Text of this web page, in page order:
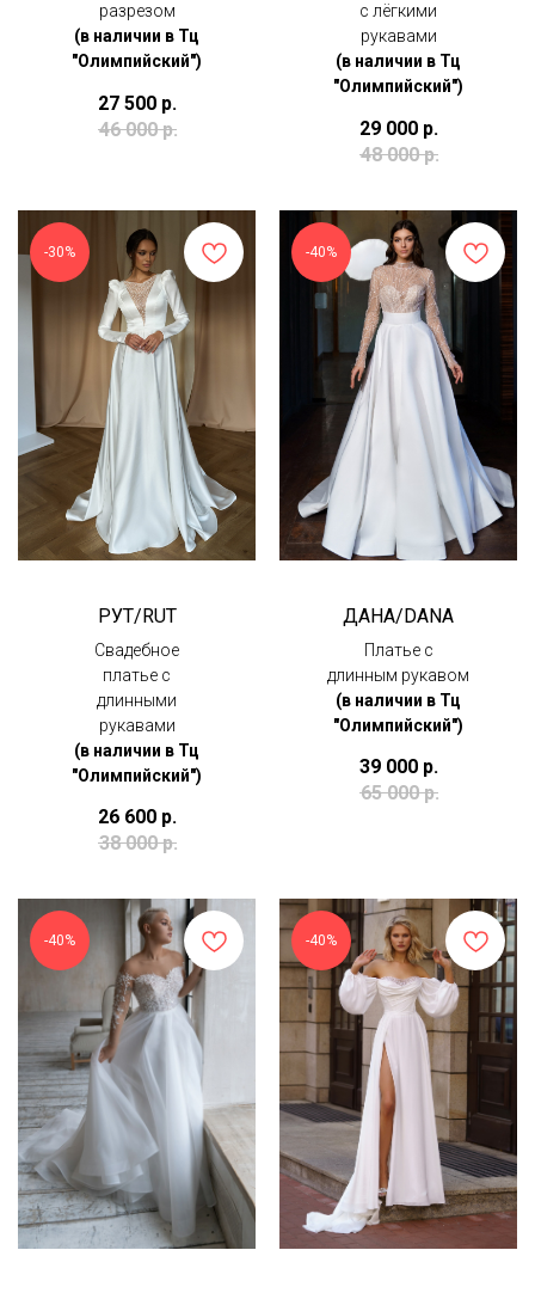
разрезом
(в наличии в Тц
"Олимпийский")
27 500 р.
46 000 р.
с лёгкими
рукавами
(в наличии в Тц
"Олимпийский")
29 000 р.
48 000 р.
-30%
РУТ/RUT
Свадебное
платье с
длинными
рукавами
(в наличии в Тц
"Олимпийский")
26 600 р.
38 000 р.
-40%
ДАНА/DANA
Платье с
длинным рукавом
(в наличии в Тц
"Олимпийский")
39 000 р.
65 000 р.
-40% -40%